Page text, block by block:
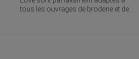
tous les ouvrages de broderie et de